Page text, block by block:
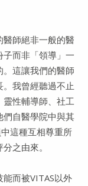
師絕非一般的醫
而非「領導」一
這讓我們的醫師
我曾經聽過不止
性輔導師、社工
們自醫學院中與其
這種互相尊重所
之由來。
而被VITAS以外